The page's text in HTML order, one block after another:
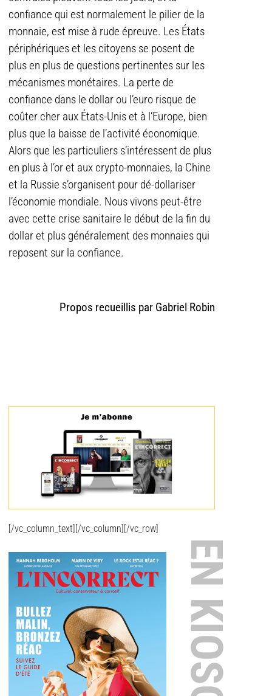
confiance qui est normalement le pilier de la
monnaie, est mise à rude épreuve. Les États
périphériques et les citoyens se posent de
plus en plus de questions pertinentes sur les
mécanismes monétaires. La perte de
confiance dans le dollar ou l’euro risque de
coûter cher aux États-Unis et à l’Europe, bien
plus que la baisse de l’activité économique.
Alors que les particuliers s’intéressent de plus
en plus à l’or et aux crypto-monnaies, la Chine
et la Russie s’organisent pour dé-dollariser
l’économie mondiale. Nous vivons peut-être
avec cette crise sanitaire le début de la fin du
dollar et plus généralement des monnaies qui
reposent sur la confiance.
Propos recueillis par Gabriel Robin
[/vc_column_text][/vc_column][/vc_row]
EN KIOSQUE